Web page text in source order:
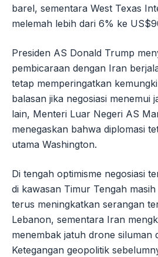
barel, sementara West Texas
melemah lebih dari 6% ke
Presiden AS Donald Trump
pembicaraan dengan Iran
tetap memperingatkan
balasan jika negosiasi menemui
lain, Menteri Luar Negeri AS
menegaskan bahwa diplomasi
utama Washington.
Di tengah optimisme negosiasi
di kawasan Timur Tengah
terus meningkatkan serangan
Lebanon, sementara Iran
menembak jatuh drone siluman
Ketegangan geopolitik